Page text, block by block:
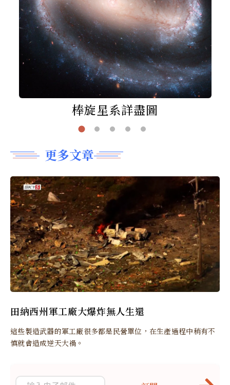
棒旋星系詳盡圖
更多文章
田納西州軍工廠大爆炸無人生還
這些製造武器的軍工廠很多都是民營單位，在生產過程中稍有不
慎就會造成逆天大禍。